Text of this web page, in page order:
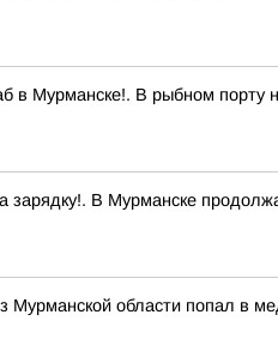
в Мурманске!. В рыбном порту
зарядку!. В Мурманске
Мурманской области попал в